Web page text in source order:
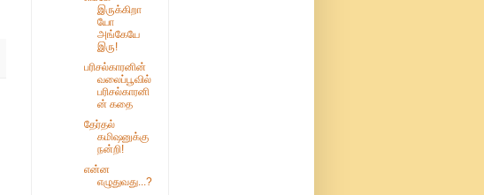
இருக்கிறா
யோ
அங்கேயே
இரு!
பரிசல்காரனின்
வலைப்பூவில்
பரிசல்காரனி
ன் கதை
தேர்தல்
கமிஷனுக்கு
நன்றி!
என்ன
எழுதுவது...?